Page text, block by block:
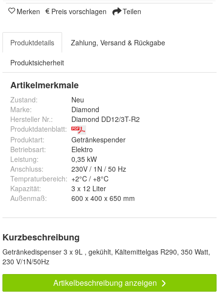
Merken Preis vorschlagen Teilen
Produktdetails Zahlung, Versand & Rückgabe
Produktsicherheit
Artikelmerkmale
Zustand:
Neu
Marke:
Diamond
Hersteller Nr.:
Diamond DD12/3T-R2
Produktdatenblatt:
Produktart:
Getränkespender
Betriebsart:
Elektro
Leistung:
0,35 kW
Anschluss:
230V / 1N / 50 Hz
Tempraturbereich: +2°C / +8°C
Kapazität:
3 x 12 Liter
Außenmaß: 600 x 400 x 650 mm
Kurzbeschreibung
Getränkedispenser 3 x 9L , gekühlt, Kältemittelgas R290, 350 Watt,
230 V/1N/50Hz
Artikelbeschreibung anzeigen